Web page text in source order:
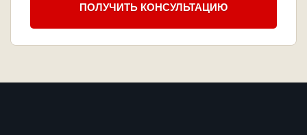
ПОЛУЧИТЬ КОНСУЛЬТАЦИЮ